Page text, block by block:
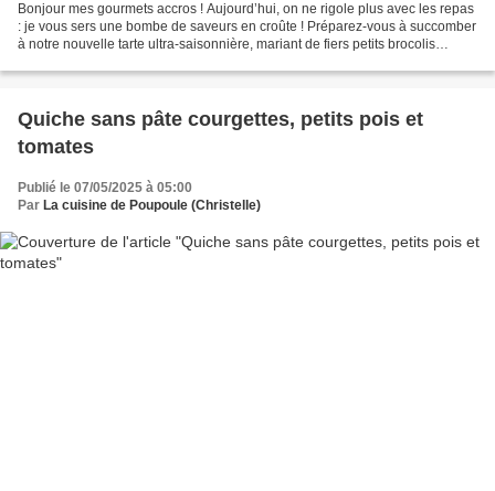
Bonjour mes gourmets accros ! Aujourd’hui, on ne rigole plus avec les repas
: je vous sers une bombe de saveurs en croûte ! Préparez-vous à succomber
à notre nouvelle tarte ultra-saisonnière, mariant de fiers petits brocolis
Quiche sans pâte courgettes, petits pois et
tomates
Publié le 07/05/2025 à 05:00
Par La cuisine de Poupoule (Christelle)